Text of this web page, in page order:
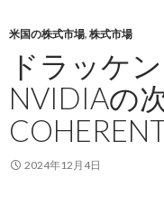
キ
ッ
米国の株式市場, 株式市場
ドラッケ
NVIDIAの
2024年12月4日